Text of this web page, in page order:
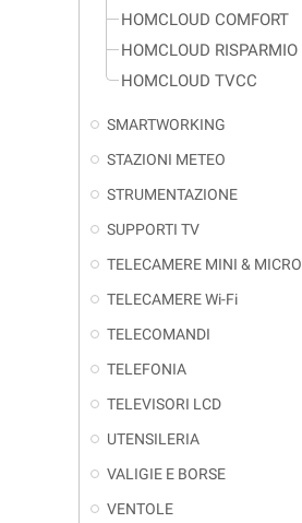
HOMCLOUD COMFORT
HOMCLOUD RISPARMIO
HOMCLOUD TVCC
SMARTWORKING
STAZIONI METEO
STRUMENTAZIONE
SUPPORTI TV
TELECAMERE MINI & MICRO
TELECAMERE Wi-Fi
TELECOMANDI
TELEFONIA
TELEVISORI LCD
UTENSILERIA
VALIGIE E BORSE
VENTOLE